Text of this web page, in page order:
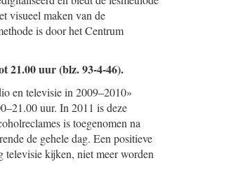
visueel maken van de
is door het Centrum
21.00 uur (blz. 93-4-46).
en televisie in 2009–2010»
uur. In 2011 is deze
is toegenomen na
de gehele dag. Een positieve
kijken, niet meer worden